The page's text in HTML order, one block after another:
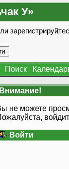
У»
Поиск
Внимание!
не можете
Войти